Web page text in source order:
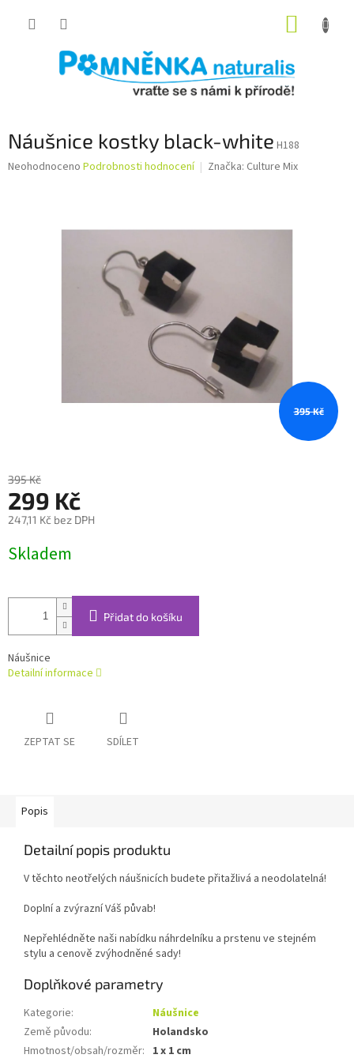
Náušnice kostky black-white H188
Průměrné
Neohodnoceno Podrobnosti hodnocení Značka: Culture Mix
395 Kč
395 Kč
299 Kč
247,11 Kč bez DPH
cena:
Skladem
Přidat do košíku
Náušnice
Detailní informace
ZEPTAT SE SDÍLET
Popis
Detailní popis produktu
V těchto neotřelých náušnicích budete přitažlivá a neodolatelná!
Doplní a zvýrazní Váš půvab!
Nepřehlédněte naši nabídku náhrdelníku a prstenu ve stejném
stylu a cenově zvýhodněné sady!
Doplňkové parametry
Kategorie:
Náušnice
Země původu:
Holandsko
Hmotnost/obsah/rozměr: 1 x 1 cm